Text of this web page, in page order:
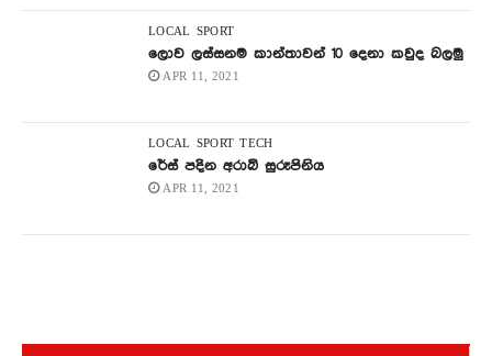
LOCAL SPORT
ලොව ලස්සනම කාන්තාවන් 10 දෙනා කවුද බලමු
APR 11, 2021
LOCAL SPORT TECH
රේස් පදින අරාබි සුරූපිනිය
APR 11, 2021